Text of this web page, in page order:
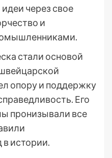
через свое
и
стали основой
опору и поддержку
Его
пронизывали все
в истории.